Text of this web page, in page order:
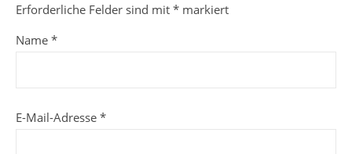
Erforderliche Felder sind mit * markiert
Name *
E-Mail-Adresse *